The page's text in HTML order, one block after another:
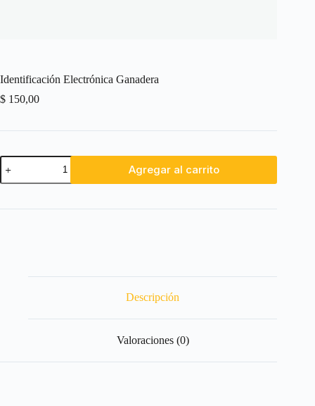
Identificación Electrónica Ganadera
$ 150,00
Identificación
Electrónica
Ganadera
Agregar al carrito
Descripción
Valoraciones (0)